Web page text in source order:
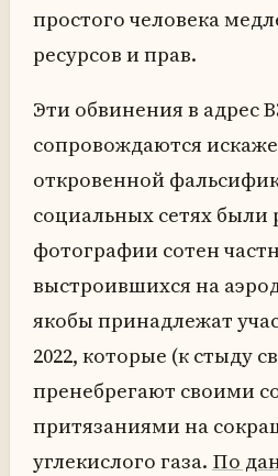
простого человека
ресурсов и прав.
Эти обвинения в адрес
сопровождаются
откровенной
социальных сетях были
фотографии сотен
выстроившихся на
якобы принадлежат
2022, которые (к стыду
пренебрегают своими
притязаниями на
углекислого газа. По